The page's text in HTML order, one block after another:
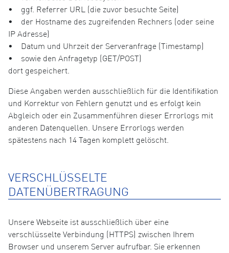
• ggf. Referrer URL (die zuvor besuchte Seite)
• der Hostname des zugreifenden Rechners (oder seine
IP Adresse)
• Datum und Uhrzeit der Serveranfrage (Timestamp)
• sowie den Anfragetyp (GET/POST)
dort gespeichert.
Diese Angaben werden ausschließlich für die Identifikation
und Korrektur von Fehlern genutzt und es erfolgt kein
Abgleich oder ein Zusammenführen dieser Errorlogs mit
anderen Datenquellen. Unsere Errorlogs werden
spätestens nach 14 Tagen komplett gelöscht.
VERSCHLÜSSELTE
DATENÜBERTRAGUNG
Unsere Webseite ist ausschließlich über eine
verschlüsselte Verbindung (HTTPS) zwischen Ihrem
Browser und unserem Server aufrufbar. Sie erkennen